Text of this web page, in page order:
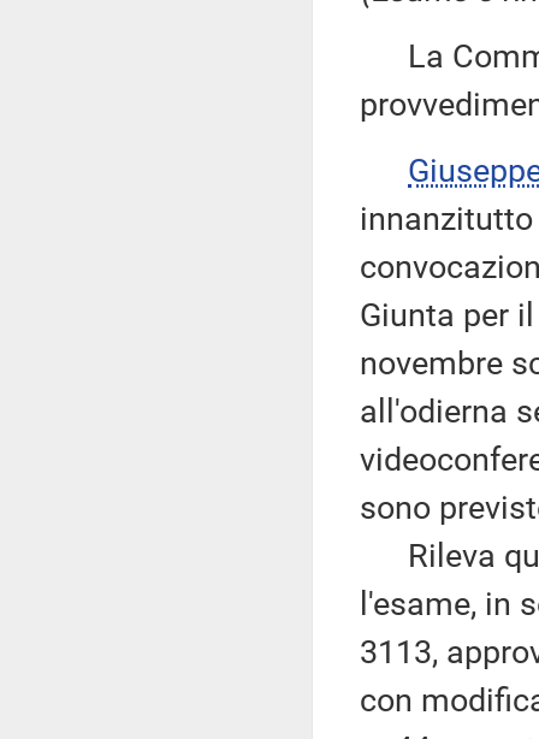
La
Giunta per
novembre
all'odierna
sono
Rileva
l'esame, in
3113,
con